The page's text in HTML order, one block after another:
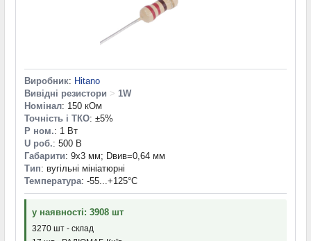
Виробник: Hitano
Вивідні резистори > 1W
Номінал: 150 кОм
Точність і ТКО: ±5%
P ном.: 1 Вт
U роб.: 500 В
Габарити: 9х3 мм; Dвив=0,64 мм
Тип: вугільні мініатюрні
Температура: -55...+125°С
у наявності: 3908 шт
3270 шт - склад